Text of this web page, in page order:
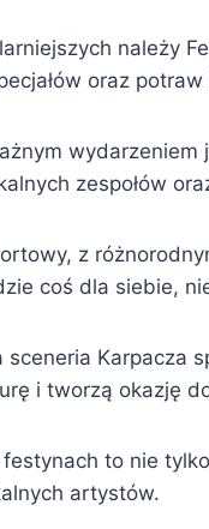
należy
oraz
zespołów
z
coś dla siebie,
sceneria Karpacza
i tworzą okazję
to nie
artystów.